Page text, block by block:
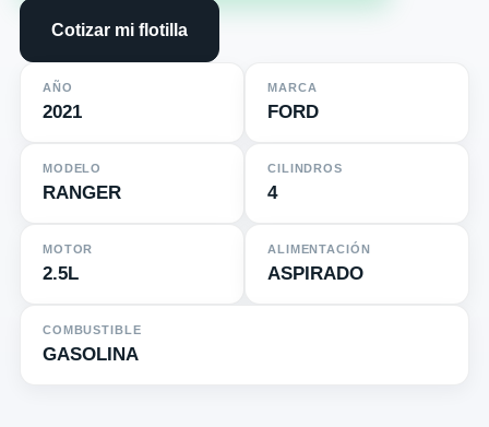
Cotizar mi flotilla
AÑO
2021
MARCA
FORD
MODELO
RANGER
CILINDROS
4
MOTOR
2.5L
ALIMENTACIÓN
ASPIRADO
COMBUSTIBLE
GASOLINA